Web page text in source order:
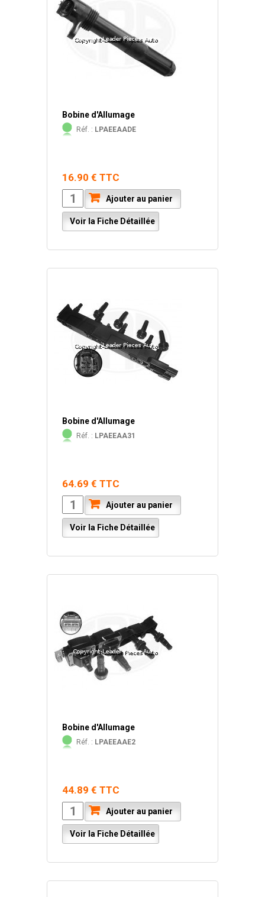
Bobine d'Allumage
Réf. : LPAEEAADE
16.90 € TTC
Ajouter au panier
Voir la Fiche Détaillée
Bobine d'Allumage
Réf. : LPAEEAA31
64.69 € TTC
Ajouter au panier
Voir la Fiche Détaillée
Bobine d'Allumage
Réf. : LPAEEAAE2
44.89 € TTC
Ajouter au panier
Voir la Fiche Détaillée